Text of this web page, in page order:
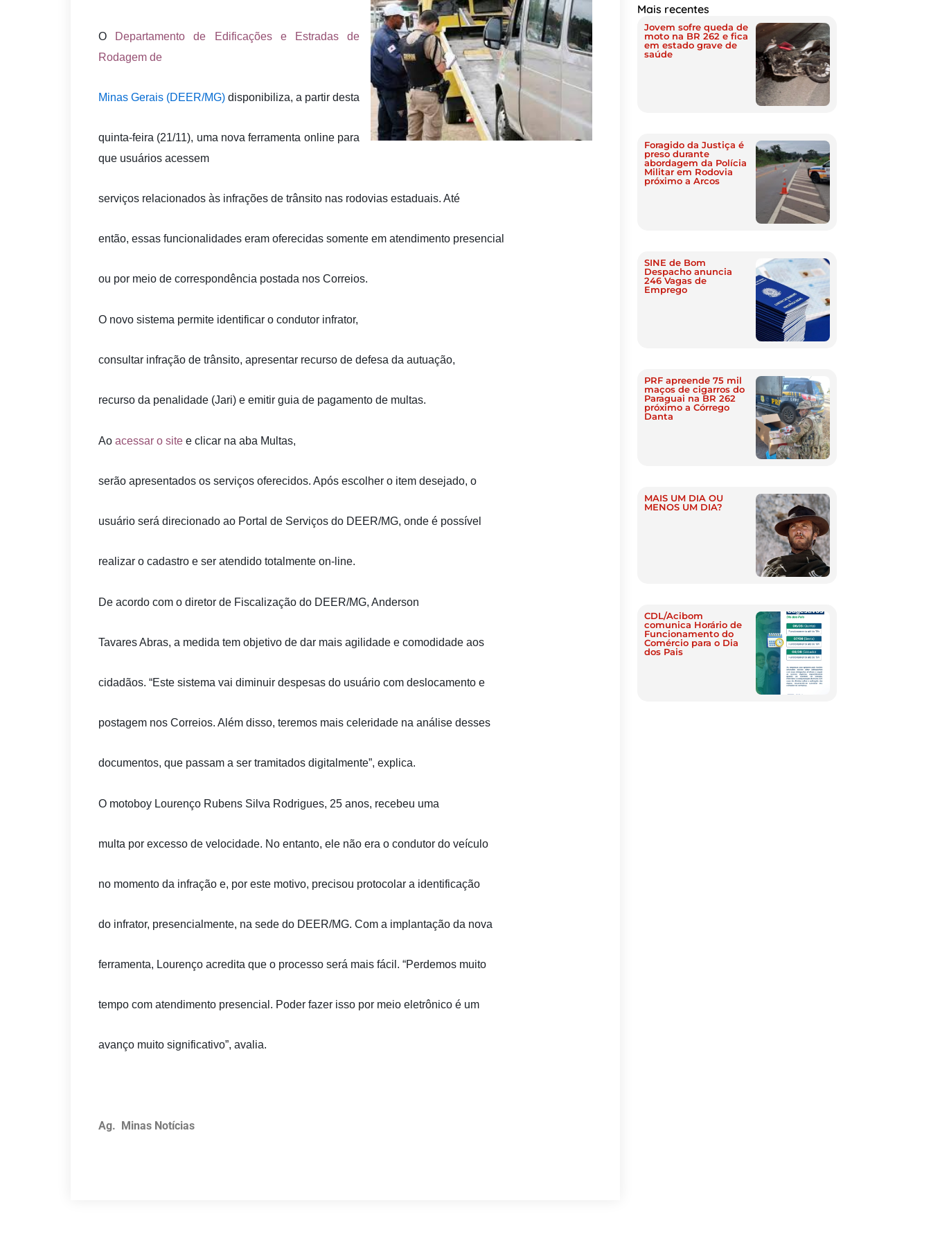
O
Departamento de Edificações e Estradas de
Rodagem de
Minas Gerais (DEER/MG) disponibiliza, a partir desta
quinta-feira (21/11), uma nova ferramenta online para
que usuários acessem
serviços relacionados às infrações de trânsito nas rodovias estaduais. Até
então, essas funcionalidades eram oferecidas somente em atendimento presencial
ou por meio de correspondência postada nos Correios.
O novo sistema permite identificar o condutor infrator,
consultar infração de trânsito, apresentar recurso de defesa da autuação,
recurso da penalidade (Jari) e emitir guia de pagamento de multas.
Ao acessar o site e clicar na aba Multas,
serão apresentados os serviços oferecidos. Após escolher o item desejado, o
usuário será direcionado ao Portal de Serviços do DEER/MG, onde é possível
realizar o cadastro e ser atendido totalmente on-line.
De acordo com o diretor de Fiscalização do DEER/MG, Anderson
Tavares Abras, a medida tem objetivo de dar mais agilidade e comodidade aos
cidadãos. “Este sistema vai diminuir despesas do usuário com deslocamento e
postagem nos Correios. Além disso, teremos mais celeridade na análise desses
documentos, que passam a ser tramitados digitalmente”, explica.
O motoboy Lourenço Rubens Silva Rodrigues, 25 anos, recebeu uma
multa por excesso de velocidade. No entanto, ele não era o condutor do veículo
no momento da infração e, por este motivo, precisou protocolar a identificação
do infrator, presencialmente, na sede do DEER/MG. Com a implantação da nova
ferramenta, Lourenço acredita que o processo será mais fácil. “Perdemos muito
tempo com atendimento presencial. Poder fazer isso por meio eletrônico é um
avanço muito significativo”, avalia.
Ag. Minas Notícias
Mais recentes
Jovem sofre queda de
moto na BR 262 e fica
em estado grave de
saúde
Foragido da Justiça é
preso durante
abordagem da Polícia
Militar em Rodovia
próximo a Arcos
SINE de Bom
Despacho anuncia
246 Vagas de
Emprego
PRF apreende 75 mil
maços de cigarros do
Paraguai na BR 262
próximo a Córrego
Danta
MAIS UM DIA OU
MENOS UM DIA?
CDL/Acibom
comunica Horário de
Funcionamento do
Comércio para o Dia
dos Pais